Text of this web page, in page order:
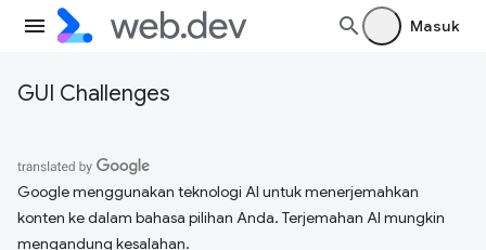
Masuk
GUI Challenges
Google menggunakan teknologi AI untuk menerjemahkan
konten ke dalam bahasa pilihan Anda. Terjemahan AI mungkin
mengandung kesalahan.